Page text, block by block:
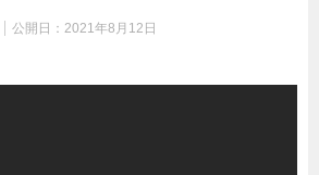
公開日： 2021年8月12日